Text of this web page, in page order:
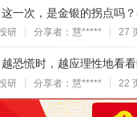
一次，是金银的拐点吗
研 分享者：慧***** 27
恐慌时，越应理性地看
研 分享者：慧***** 22